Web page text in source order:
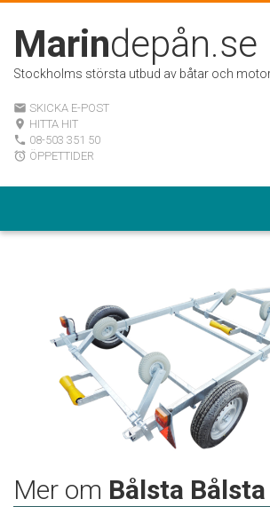
Marindepån.se
Stockholms största utbud av båtar och
email SKICKA E-POST
room HITTA HIT
local_phone 08-503 351 50
alarm ÖPPETTIDER
Mer om Bålsta Bålsta